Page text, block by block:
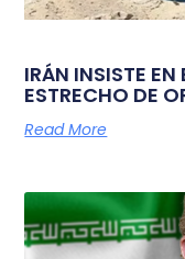
IRÁN INSISTE EN
ESTRECHO DE
Read More